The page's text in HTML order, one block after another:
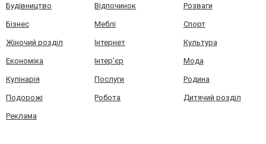
Будівництво Відпочинок Розваги
Бізнес Меблі Спорт
Жіночий розділ Інтернет Культура
Економіка Інтер'єр Мода
Кулінарія Послуги Родина
Подорожі Робота Дитячий розділ
Реклама